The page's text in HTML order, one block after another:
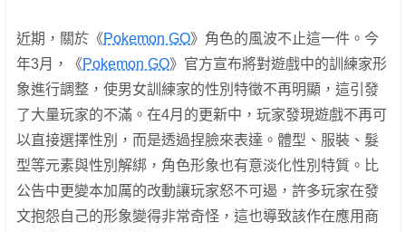
近期，關於《Pokemon GO》角色的風波不止這一件。今
年3月，《Pokemon GO》官方宣布將對遊戲中的訓練家形
象進行調整，使男女訓練家的性別特徵不再明顯，這引發
了大量玩家的不滿。在4月的更新中，玩家發現遊戲不再可
以直接選擇性別，而是透過捏臉來表達。體型、服裝、髮
型等元素與性別解綁，角色形象也有意淡化性別特質。比
公告中更變本加厲的改動讓玩家怒不可遏，許多玩家在發
文抱怨自己的形象變得非常奇怪，這也導致該作在應用商